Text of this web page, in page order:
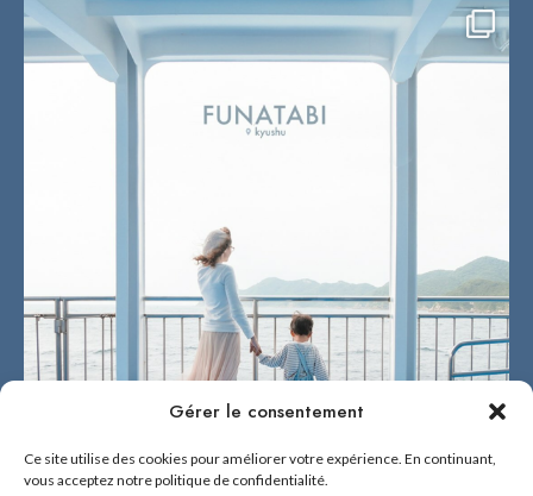
Gérer le consentement
Ce site utilise des cookies pour améliorer votre expérience. En continuant,
vous acceptez notre politique de confidentialité.